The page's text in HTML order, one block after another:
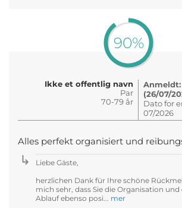
90%
Ikke et offentlig navn
Par
70-79 år
(26/07/
Dato for
07/2026
Alles perfekt organisiert und
Liebe Gäste,
herzlichen Dank für Ihre schöne
mich sehr, dass Sie die Organisation
Ablauf ebenso posi... mer